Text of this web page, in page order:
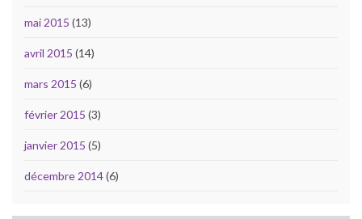
mai 2015 (13)
avril 2015 (14)
mars 2015 (6)
février 2015 (3)
janvier 2015 (5)
décembre 2014(6)